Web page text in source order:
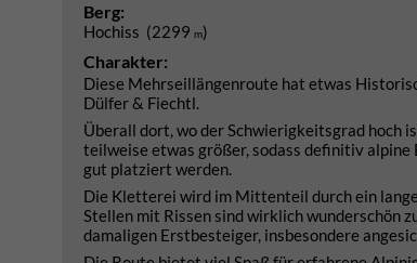
Berg:
Hochiss (2299 m)
Charakter:
Diese Mehrseillängenroute hat etwas
Dülfer & Fiechtl.
Überall dort, wo der Schwierigkeitsgrad hoch
teilweise etwas größer, sodass definitiv alpine
gut platziert werden.
Die Kletterei wird im Mittenteil durch ein
Stellen mit Rissen sind wirklich wunderschön
damaligen Erstbesteiger, insbesondere